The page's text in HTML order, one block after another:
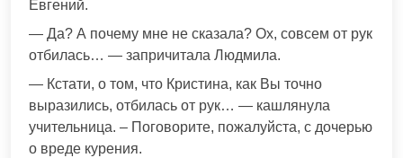
Евгений.
— Да? А почему мне не сказала? Ох, совсем от рук
отбилась… — запричитала Людмила.
— Кстати, о том, что Кристина, как Вы точно
выразились, отбилась от рук… — кашлянула
учительница. – Поговорите, пожалуйста, с дочерью
о вреде курения.